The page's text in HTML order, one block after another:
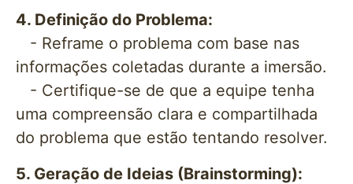
4. Definição do Problema:
- Reframe o problema com base nas
informações coletadas durante a imersão.
- Certifique-se de que a equipe tenha
uma compreensão clara e compartilhada
do problema que estão tentando resolver.
5. Geração de Ideias (Brainstorming):